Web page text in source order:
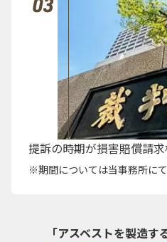
提訴の時期が損害賠償請
期間については当事務所に
「アスベストを製造